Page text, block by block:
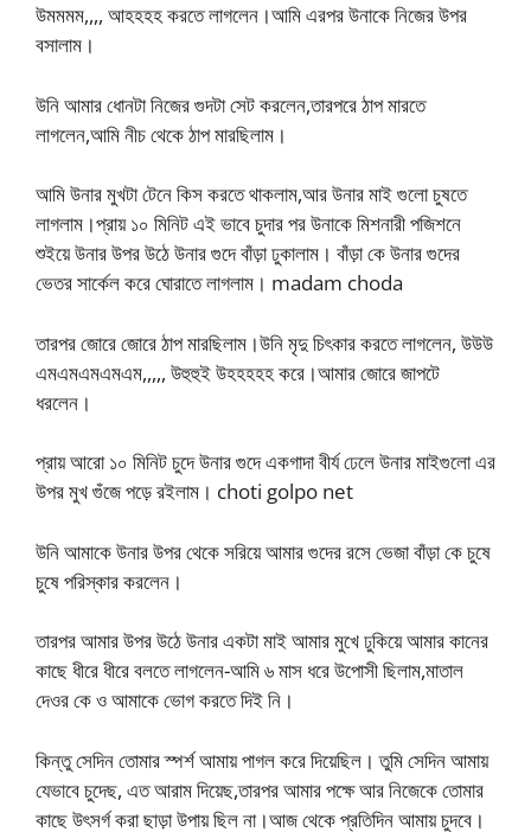
উমমমম,,,, আহহহহ করতে লাগলেন।আমি এরপর উনাকে নিজের উপর
বসালাম।
উনি আমার ধোনটা নিজের গুদটা সেট করলেন,তারপরে ঠাপ মারতে
লাগলেন,আমি নীচ থেকে ঠাপ মারছিলাম।
আমি উনার মুখটা টেনে কিস করতে থাকলাম,আর উনার মাই গুলো চুষতে
লাগলাম।প্রায় ১০ মিনিট এই ভাবে চুদার পর উনাকে মিশনারী পজিশনে
শুইয়ে উনার উপর উঠে উনার গুদে বাঁড়া ঢুকালাম। বাঁড়া কে উনার গুদের
ভেতর সার্কেল করে ঘোরাতে লাগলাম। madam choda
তারপর জোরে জোরে ঠাপ মারছিলাম।উনি মৃদু চিৎকার করতে লাগলেন, উউউ
এমএমএমএমএম,,,,, উহুহুই উহহহহহ করে।আমার জোরে জাপটে
ধরলেন।
প্রায় আরো ১০ মিনিট চুদে উনার গুদে একগাদা বীর্য ঢেলে উনার মাইগুলো এর
উপর মুখ গুঁজে পড়ে রইলাম। choti golpo net
উনি আমাকে উনার উপর থেকে সরিয়ে আমার গুদের রসে ভেজা বাঁড়া কে চুষে
চুষে পরিস্কার করলেন।
তারপর আমার উপর উঠে উনার একটা মাই আমার মুখে ঢুকিয়ে আমার কানের
কাছে ধীরে ধীরে বলতে লাগলেন-আমি ৬ মাস ধরে উপোসী ছিলাম,মাতাল
দেওর কে ও আমাকে ভোগ করতে দিই নি।
কিন্তু সেদিন তোমার স্পর্শ আমায় পাগল করে দিয়েছিল। তুমি সেদিন আমায়
যেভাবে চুদেছ, এত আরাম দিয়েছ,তারপর আমার পক্ষে আর নিজেকে তোমার
কাছে উৎসর্গ করা ছাড়া উপায় ছিল না।আজ থেকে প্রতিদিন আমায় চুদবে।